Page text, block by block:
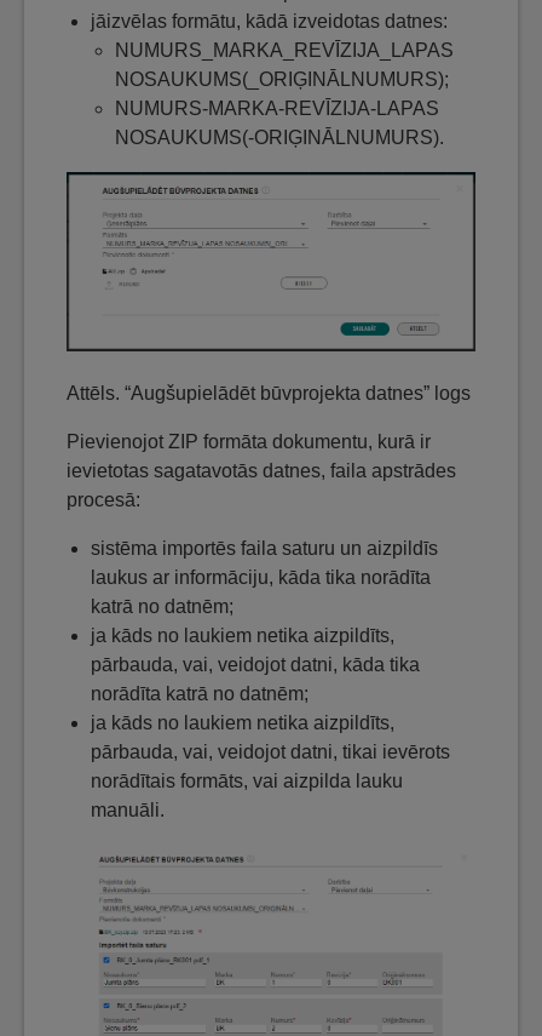
jāizvēlas formātu, kādā izveidotas datnes:
NUMURS_MARKA_REVĪZIJA_LAPAS
NOSAUKUMS(_ORIĢINĀLNUMURS);
NUMURS-MARKA-REVĪZIJA-LAPAS
NOSAUKUMS(-ORIĢINĀLNUMURS).
Attēls. “Augšupielādēt būvprojekta datnes” logs
Pievienojot ZIP formāta dokumentu, kurā ir
ievietotas sagatavotās datnes, faila apstrādes
procesā:
sistēma importēs faila saturu un aizpildīs
laukus ar informāciju, kāda tika norādīta
katrā no datnēm;
ja kāds no laukiem netika aizpildīts,
pārbauda, vai, veidojot datni, kāda tika
norādīta katrā no datnēm;
ja kāds no laukiem netika aizpildīts,
pārbauda, vai, veidojot datni, tikai ievērots
norādītais formāts, vai aizpilda lauku
manuāli.